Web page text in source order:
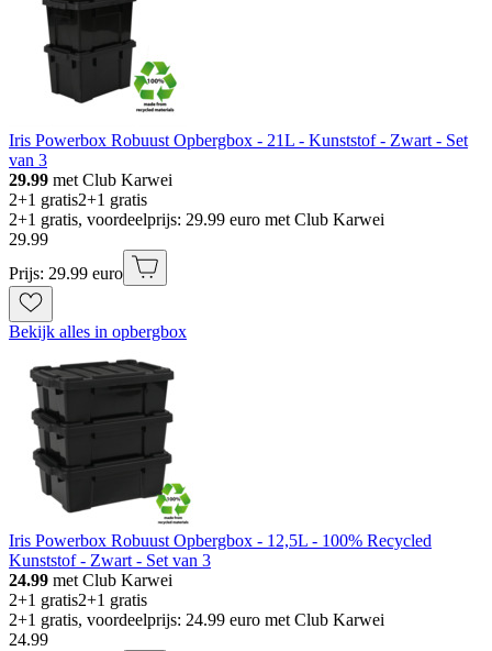
Iris Powerbox Robuust Opbergbox - 21L - Kunststof - Zwart - Set
van 3
29.99 met Club Karwei
2+1 gratis2+1 gratis
2+1 gratis, voordeelprijs: 29.99 euro met Club Karwei
29.99
Prijs: 29.99 euro
Bekijk alles in opbergbox
Iris Powerbox Robuust Opbergbox - 12,5L - 100% Recycled
Kunststof - Zwart - Set van 3
24.99 met Club Karwei
2+1 gratis2+1 gratis
2+1 gratis, voordeelprijs: 24.99 euro met Club Karwei
24.99